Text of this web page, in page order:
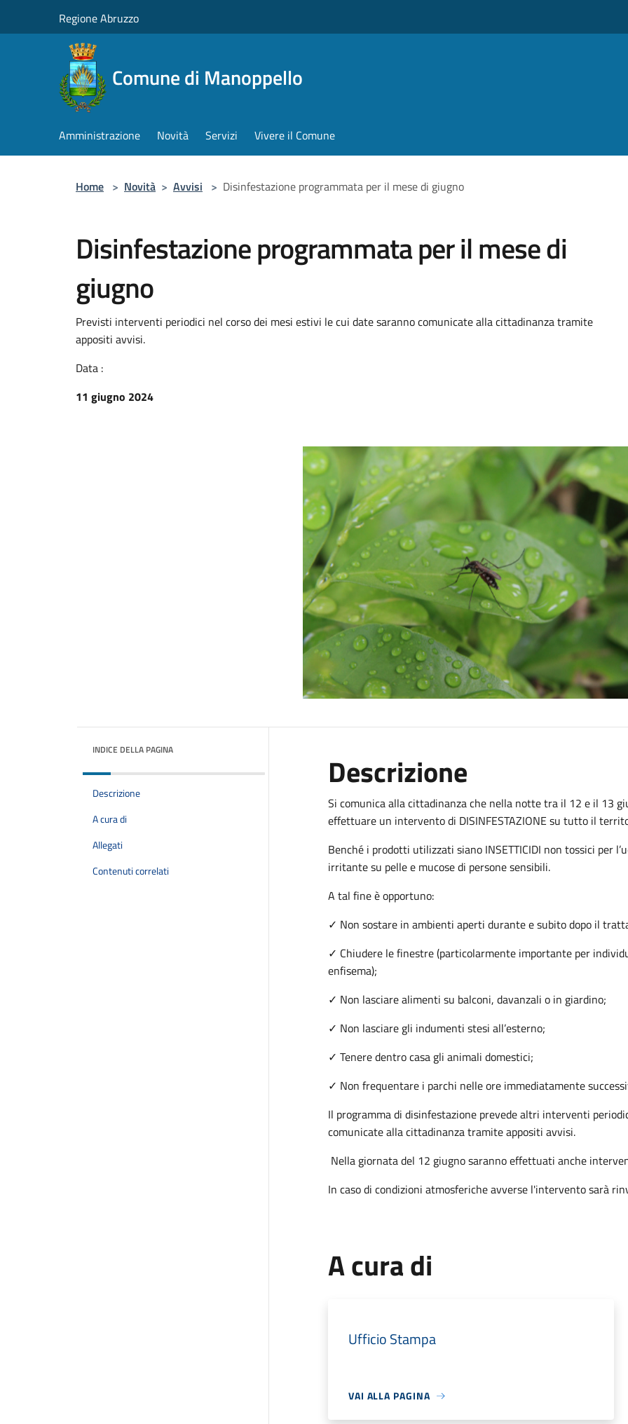
Regione Abruzzo
Comune di Manoppello
Amministrazione Novità Servizi Vivere il Comune
Home > Novità > Avvisi > Disinfestazione programmata per il mese di giugno
Disinfestazione programmata per il mese di
giugno
Previsti interventi periodici nel corso dei mesi estivi le cui date saranno comunicate alla cittadinanza tramite
appositi avvisi.
Data :
11 giugno 2024
INDICE DELLA PAGINA
Descrizione
A cura di
Allegati
Contenuti correlati
Descrizione
Si comunica alla cittadinanza che nella notte tra il 12 e il 13
effettuare un intervento di DISINFESTAZIONE su tutto il
Benché i prodotti utilizzati siano INSETTICIDI non tossici per
irritante su pelle e mucose di persone sensibili.
A tal fine è opportuno:
✓ Non sostare in ambienti aperti durante e subito dopo il
✓ Chiudere le finestre (particolarmente importante per
enfisema);
✓ Non lasciare alimenti su balconi, davanzali o in giardino;
✓ Non lasciare gli indumenti stesi all’esterno;
✓ Tenere dentro casa gli animali domestici;
✓ Non frequentare i parchi nelle ore immediatamente
Il programma di disinfestazione prevede altri interventi
comunicate alla cittadinanza tramite appositi avvisi.
Nella giornata del 12 giugno saranno effettuati anche
In caso di condizioni atmosferiche avverse l'intervento sarà
A cura di
Ufficio Stampa
VAI ALLA PAGINA